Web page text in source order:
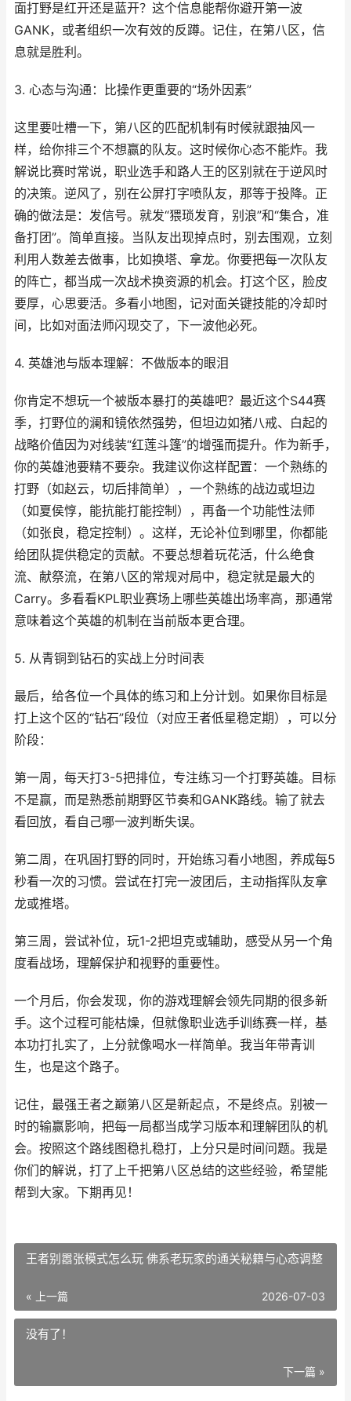
面打野是红开还是蓝开？这个信息能帮你避开第一波
GANK，或者组织一次有效的反蹲。记住，在第八区，信
息就是胜利。
3. 心态与沟通：比操作更重要的“场外因素”
这里要吐槽一下，第八区的匹配机制有时候就跟抽风一
样，给你排三个不想赢的队友。这时候你心态不能炸。我
解说比赛时常说，职业选手和路人王的区别就在于逆风时
的决策。逆风了，别在公屏打字喷队友，那等于投降。正
确的做法是：发信号。就发“猥琐发育，别浪”和“集合，准
备打团”。简单直接。当队友出现掉点时，别去围观，立刻
利用人数差去做事，比如换塔、拿龙。你要把每一次队友
的阵亡，都当成一次战术换资源的机会。打这个区，脸皮
要厚，心思要活。多看小地图，记对面关键技能的冷却时
间，比如对面法师闪现交了，下一波他必死。
4. 英雄池与版本理解：不做版本的眼泪
你肯定不想玩一个被版本暴打的英雄吧？最近这个S44赛
季，打野位的澜和镜依然强势，但坦边如猪八戒、白起的
战略价值因为对线装“红莲斗篷”的增强而提升。作为新手，
你的英雄池要精不要杂。我建议你这样配置：一个熟练的
打野（如赵云，切后排简单），一个熟练的战边或坦边
（如夏侯惇，能抗能打能控制），再备一个功能性法师
（如张良，稳定控制）。这样，无论补位到哪里，你都能
给团队提供稳定的贡献。不要总想着玩花活，什么绝食
流、献祭流，在第八区的常规对局中，稳定就是最大的
Carry。多看看KPL职业赛场上哪些英雄出场率高，那通常
意味着这个英雄的机制在当前版本更合理。
5. 从青铜到钻石的实战上分时间表
最后，给各位一个具体的练习和上分计划。如果你目标是
打上这个区的“钻石”段位（对应王者低星稳定期），可以分
阶段：
第一周，每天打3-5把排位，专注练习一个打野英雄。目标
不是赢，而是熟悉前期野区节奏和GANK路线。输了就去
看回放，看自己哪一波判断失误。
第二周，在巩固打野的同时，开始练习看小地图，养成每5
秒看一次的习惯。尝试在打完一波团后，主动指挥队友拿
龙或推塔。
第三周，尝试补位，玩1-2把坦克或辅助，感受从另一个角
度看战场，理解保护和视野的重要性。
一个月后，你会发现，你的游戏理解会领先同期的很多新
手。这个过程可能枯燥，但就像职业选手训练赛一样，基
本功打扎实了，上分就像喝水一样简单。我当年带青训
生，也是这个路子。
记住，最强王者之巅第八区是新起点，不是终点。别被一
时的输赢影响，把每一局都当成学习版本和理解团队的机
会。按照这个路线图稳扎稳打，上分只是时间问题。我是
你们的解说，打了上千把第八区总结的这些经验，希望能
帮到大家。下期再见！
王者别嚣张模式怎么玩 佛系老玩家的通关秘籍与心态调整
« 上一篇 2026-07-03
没有了！
下一篇 »